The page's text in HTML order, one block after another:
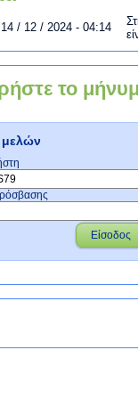
14 / 12 / 2024 - 04:14
το
μελών
Είσοδος